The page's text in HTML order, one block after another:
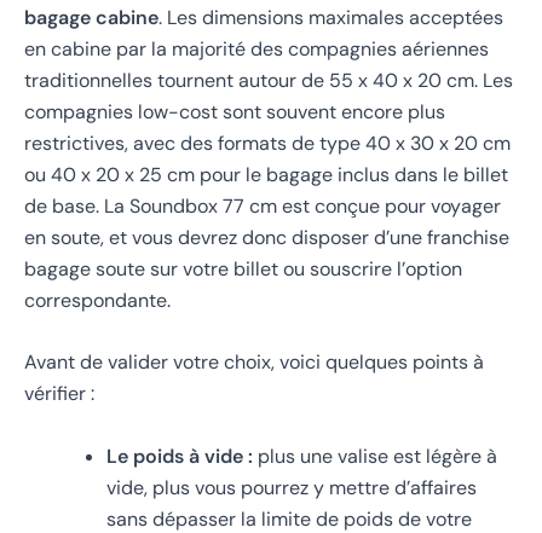
bagage cabine. Les dimensions maximales acceptées
en cabine par la majorité des compagnies aériennes
traditionnelles tournent autour de 55 x 40 x 20 cm. Les
compagnies low-cost sont souvent encore plus
restrictives, avec des formats de type 40 x 30 x 20 cm
ou 40 x 20 x 25 cm pour le bagage inclus dans le billet
de base. La Soundbox 77 cm est conçue pour voyager
en soute, et vous devrez donc disposer d’une franchise
bagage soute sur votre billet ou souscrire l’option
correspondante.
Avant de valider votre choix, voici quelques points à
vérifier :
Le poids à vide : plus une valise est légère à
vide, plus vous pourrez y mettre d’affaires
sans dépasser la limite de poids de votre